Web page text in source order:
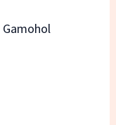
Gamohol